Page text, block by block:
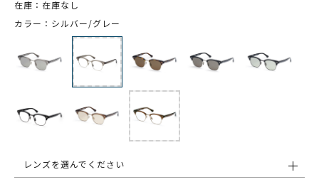
在庫：在庫なし
カラー：シルバー/グレー
レンズを選んでください